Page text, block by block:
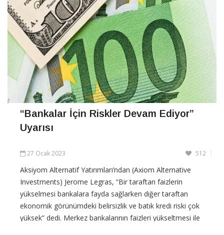
“Bankalar İçin Riskler Devam Ediyor”
Uyarısı
27 Ocak 2023 512
Aksiyom Alternatif Yatırımları’ndan (Axiom Alternative
Investments) Jerome Legras, “Bir taraftan faizlerin
yükselmesi bankalara fayda sağlarken diğer taraftan
ekonomik görünümdeki belirsizlik ve batık kredi riski çok
yüksek” dedi. Merkez bankalarının faizleri yükseltmesi ile